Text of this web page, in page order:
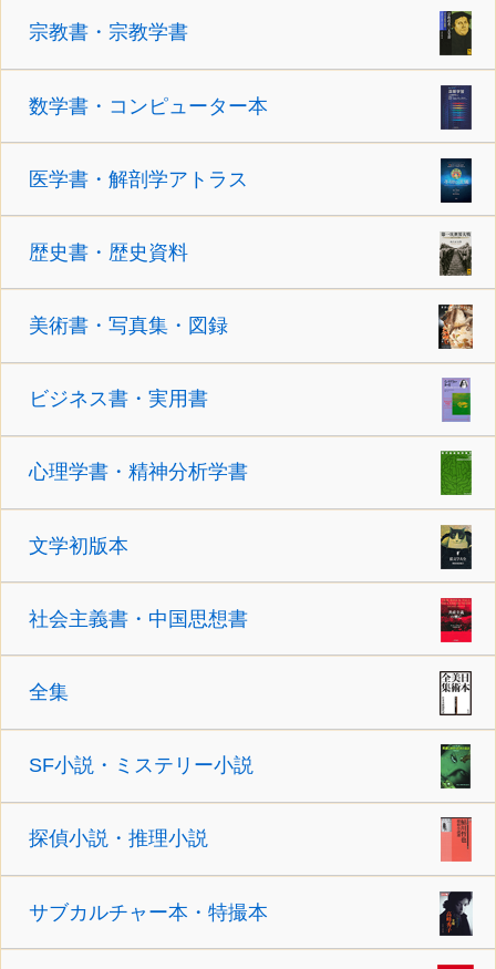
宗教書・宗教学書
数学書・コンピューター本
医学書・解剖学アトラス
歴史書・歴史資料
美術書・写真集・図録
ビジネス書・実用書
心理学書・精神分析学書
文学初版本
社会主義書・中国思想書
全集
SF小説・ミステリー小説
探偵小説・推理小説
サブカルチャー本・特撮本